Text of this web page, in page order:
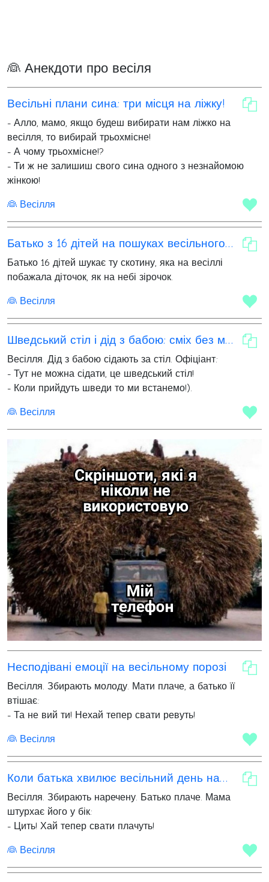
👰 Анекдоти про весіля
Весільні плани сина: три місця на ліжку!
- Алло, мамо, якщо будеш вибирати нам ліжко на
весілля, то вибирай трьохмісне!
- А чому трьохмісне!?
- Ти ж не залишиш свого сина одного з незнайомою
жінкою!
👰 Весілля
Батько з 16 дітей на пошуках весільного "побажання"
Батько 16 дітей шукає ту скотину, яка на весіллі
побажала діточок, як на небі зірочок.
👰 Весілля
Шведський стіл і дід з бабою: сміх без меж
Весілля. Дід з бабою сідають за стіл. Офіціант:
- Тут не можна сідати, це шведський стіл!
- Коли прийдуть шведи то ми встанемо!).
👰 Весілля
Несподівані емоції на весільному порозі
Весілля. Збирають молоду. Мати плаче, а батько її
втішає:
- Та не вий ти! Нехай тепер свати ревуть!
👰 Весілля
Коли батька хвилює весільний день нареченої
Весілля. Збирають наречену. Батько плаче. Мама
штурхає його у бік:
- Цить! Хай тепер свати плачуть!
👰 Весілля